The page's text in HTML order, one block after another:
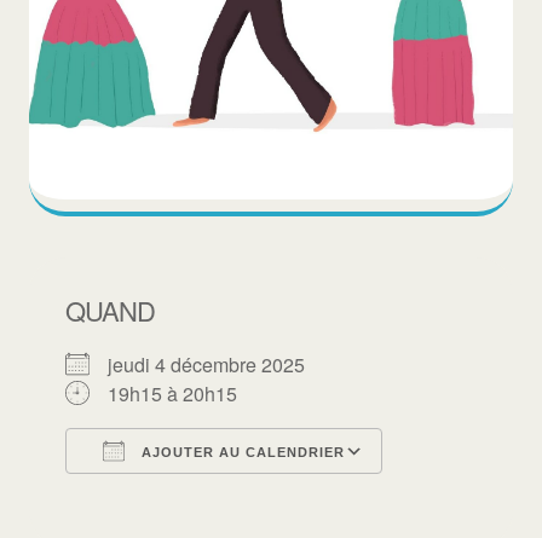
QUAND
jeudi 4 décembre 2025
19h15 à 20h15
AJOUTER AU CALENDRIER